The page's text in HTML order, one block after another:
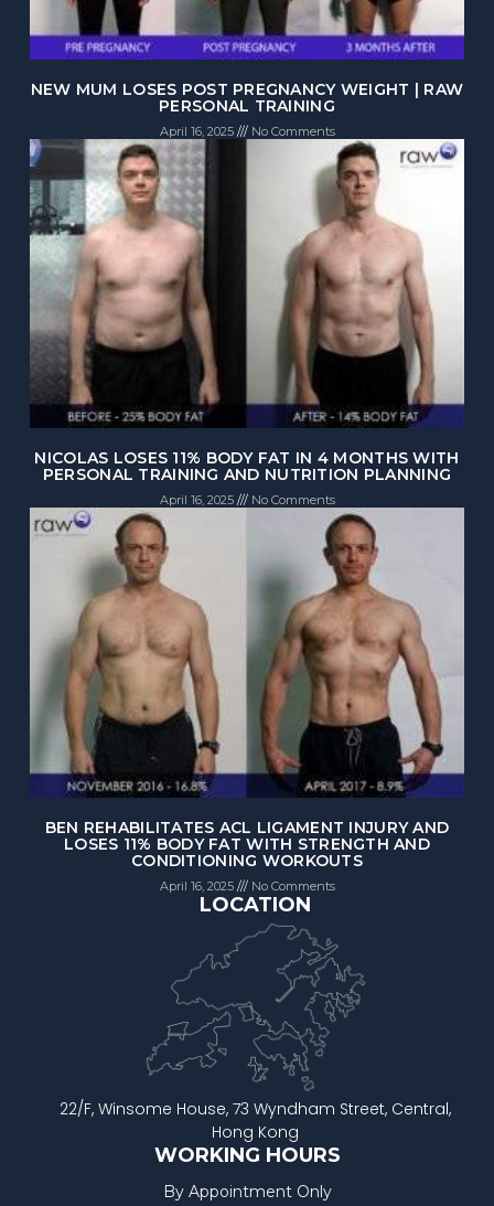
NEW MUM LOSES POST PREGNANCY WEIGHT | RAW
PERSONAL TRAINING
April 16, 2025 No Comments
NICOLAS LOSES 11% BODY FAT IN 4 MONTHS WITH
PERSONAL TRAINING AND NUTRITION PLANNING
April 16, 2025 No Comments
BEN REHABILITATES ACL LIGAMENT INJURY AND
LOSES 11% BODY FAT WITH STRENGTH AND
CONDITIONING WORKOUTS
April 16, 2025 No Comments
LOCATION
22/F, Winsome House, 73 Wyndham Street, Central,
Hong Kong
WORKING HOURS
By Appointment Only